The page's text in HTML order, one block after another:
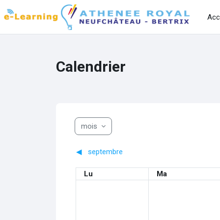
Passer au contenu principal
Calendrier
mois
◀︎ septembre
Lundi
Lu Mardi
Ma